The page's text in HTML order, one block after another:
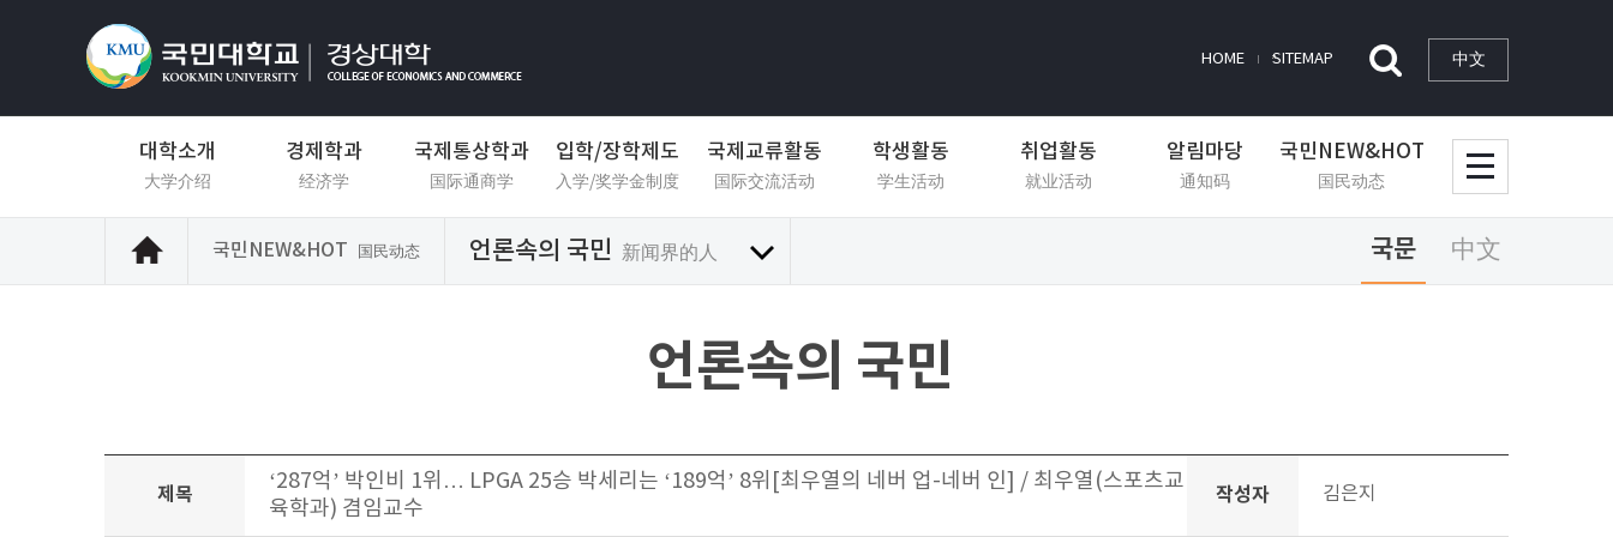
HOME SITEMAP 中文
대학소개
大学介绍
경제학과
经济学
국제통상학과
国际通商学
입학/장학제도
入学/奖学金制度
국제교류활동
国际交流活动
학생활동
学生活动
취업활동
就业活动
알림마당
通知码
국민NEW&HOT
国民动态
국민NEW&HOT 国民动态 언론속의 국민 新闻界的人 국문 中文
언론속의 국민
제목
‘287억’ 박인비 1위… LPGA 25승 박세리는 ‘189억’ 8위[최우열의 네버 업-네버 인] / 최우열(스포츠교
육학과) 겸임교수
작성자 김은지